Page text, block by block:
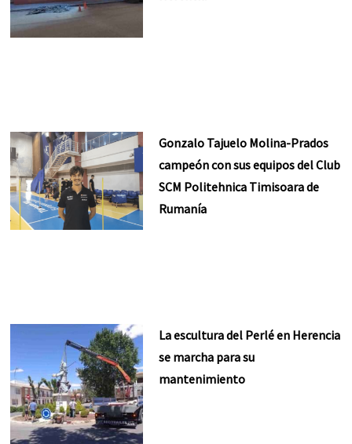
Gonzalo Tajuelo Molina-Prados
campeón con sus equipos del Club
SCM Politehnica Timisoara de
Rumanía
La escultura del Perlé en Herencia
se marcha para su
mantenimiento